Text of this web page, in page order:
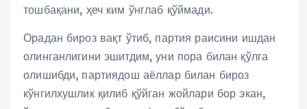
тошбақани, ҳеч ким ўнглаб қўймади.
Орадан бироз вақт ўтиб, партия раисини ишдан
олинганлигини эшитдим, уни пора билан қўлга
олишибди, партиядош аёллар билан бироз
кўнгилхушлик қилиб қўйган жойлари бор экан,